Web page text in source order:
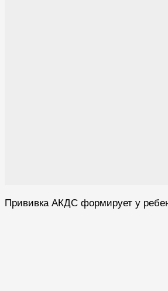
Прививка АКДС формирует у